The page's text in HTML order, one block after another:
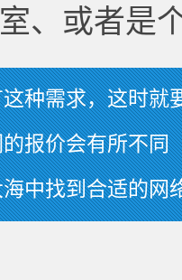
、或者是
种需求，这时就
报价会有所不同
中找到合适的网